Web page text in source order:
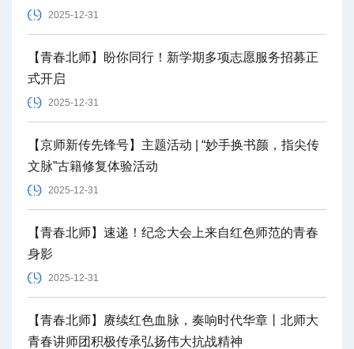
2025-12-31
【青春北师】盼你同行！新学期多项志愿服务招募正
式开启
2025-12-31
【京师新传先锋号】主题活动 | “妙手换书颜，指尖传
文脉”古籍修复体验活动
2025-12-31
【青春北师】速递！纪念大会上来自红色师范的青春
身影
2025-12-31
【青春北师】赓续红色血脉，奏响时代华章丨北师大
青春讲师团积极传承弘扬伟大抗战精神